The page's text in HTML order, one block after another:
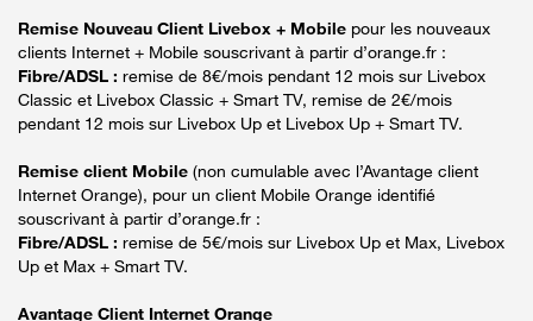
Remise Nouveau Client Livebox + Mobile pour les nouveaux
clients Internet + Mobile souscrivant à partir d’orange.fr :
Fibre/ADSL : remise de 8€/mois pendant 12 mois sur Livebox
Classic et Livebox Classic + Smart TV, remise de 2€/mois
pendant 12 mois sur Livebox Up et Livebox Up + Smart TV.
Remise client Mobile (non cumulable avec l’Avantage client
Internet Orange), pour un client Mobile Orange identifié
souscrivant à partir d’orange.fr :
Fibre/ADSL : remise de 5€/mois sur Livebox Up et Max, Livebox
Up et Max + Smart TV.
Avantage Client Internet Orange